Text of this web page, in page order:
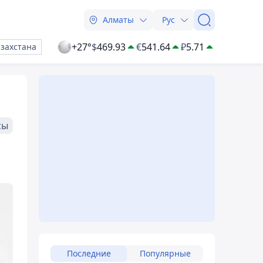
Алматы Рус
+27°$469.93 €541.64 ₽5.71
Последние Популярные